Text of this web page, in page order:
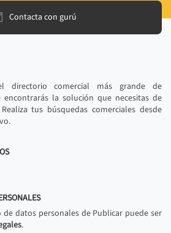
Contacta con gurú
directorio comercial más grande de
la solución que necesitas de
tus búsquedas comerciales desde
datos personales de Publicar puede ser
.